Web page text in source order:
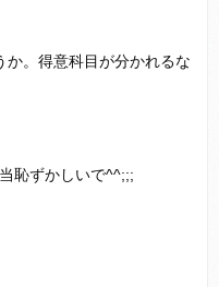
。得意科目が分かれるな
恥ずかしいで^^;;;